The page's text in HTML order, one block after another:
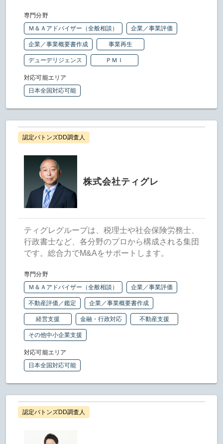
専門分野
Ｍ＆Ａアドバイザー（全般相談）
企業／事業評価
企業／事業概要書作成 事業再生
デューデリジェンス ＰＭＩ
対応可能エリア
日本全国対応可能
認定バトンズDD調査人
株式会社ティグレ
ティグレグループは、税理士や社会保険労務士、
行政書士など、各分野のプロから構成される集団
です。総合力でM&Aをサポートします。
専門分野
Ｍ＆Ａアドバイザー（全般相談）
企業／事業評価
不動産評価／鑑定 企業／事業概要書作成
経営支援 金融・行政対応 不動産支援
その他中小企業支援
対応可能エリア
日本全国対応可能
認定バトンズDD調査人